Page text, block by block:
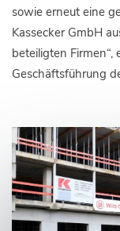
sowie erneut eine
Kassecker GmbH
beteiligten
Geschäftsführung